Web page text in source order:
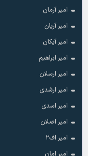
امیر آرمان
امیر آریان
امیر آیکان
امیر ابراهیم
امیر ارسلان
امیر ارشدی
امیر اسدی
امیر اصلان
امیر اف۲